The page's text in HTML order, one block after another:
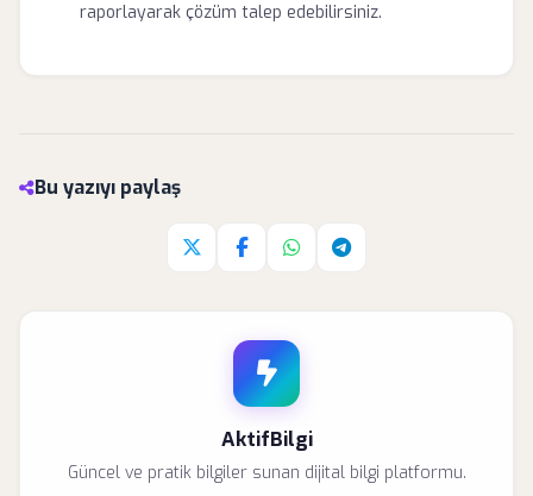
raporlayarak çözüm talep edebilirsiniz.
Bu yazıyı paylaş
Twitter'da paylaş
Facebook'da paylaş
Whatsapp'da paylaş
Telegram'da paylaş
AktifBilgi
Güncel ve pratik bilgiler sunan dijital bilgi platformu.